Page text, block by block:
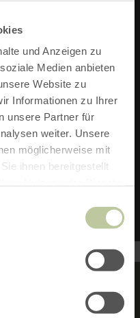
und Anzeigen zu
Medien anbieten
Website zu
Informationen zu Ihrer
unsere Partner für
weiter. Unsere
möglicherweise mit
ihnen bereitgestellt